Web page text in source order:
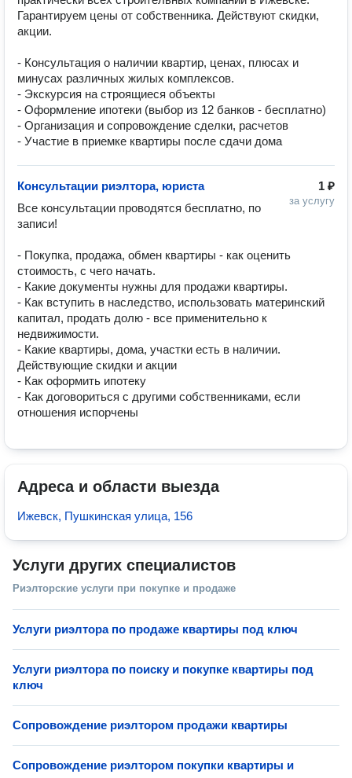
Гарантируем цены от собственника. Действуют скидки,
акции.
- Консультация о наличии квартир, ценах, плюсах и
минусах различных жилых комплексов.
- Экскурсия на строящиеся объекты
- Оформление ипотеки (выбор из 12 банков - бесплатно)
- Организация и сопровождение сделки, расчетов
- Участие в приемке квартиры после сдачи дома
1 ₽
за услугу
Консультации риэлтора, юриста
Все консультации проводятся бесплатно, по
записи!
- Покупка, продажа, обмен квартиры - как оценить
стоимость, с чего начать.
- Какие документы нужны для продажи квартиры.
- Как вступить в наследство, использовать материнский
капитал, продать долю - все применительно к
недвижимости.
- Какие квартиры, дома, участки есть в наличии.
Действующие скидки и акции
- Как оформить ипотеку
- Как договориться с другими собственниками, если
отношения испорчены
Адреса и области выезда
Ижевск, Пушкинская улица, 156
Услуги других специалистов
Риэлторские услуги при покупке и продаже
Услуги риэлтора по продаже квартиры под ключ
Услуги риэлтора по поиску и покупке квартиры под
ключ
Сопровождение риэлтором продажи квартиры
Сопровождение риэлтором покупки квартиры и